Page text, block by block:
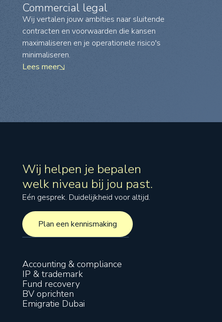
Commercial legal
Wij vertalen jouw ambities naar sluitende
contracten en voorwaarden die kansen
maximaliseren en je operationele risico's
minimaliseren.
Lees meer
Wij helpen je bepalen
welk niveau bij jou past.
Eén gesprek. Duidelijkheid voor altijd.
Plan een kennismaking
Accounting & compliance
IP & trademark
Fund recovery
BV oprichten
Emigratie Dubai